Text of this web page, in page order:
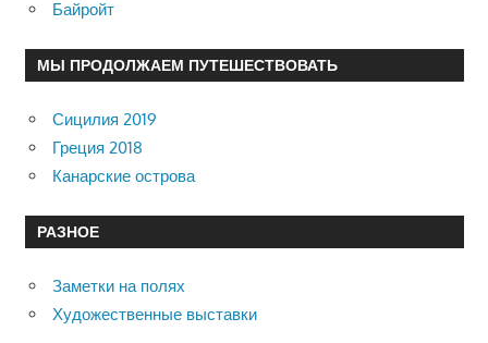
Байройт
МЫ ПРОДОЛЖАЕМ ПУТЕШЕСТВОВАТЬ
Сицилия 2019
Греция 2018
Канарские острова
РАЗНОЕ
Заметки на полях
Художественные выставки